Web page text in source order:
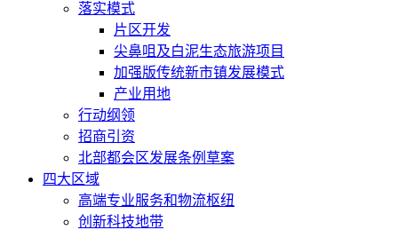
落实模式
片区开发
尖鼻咀及白泥生态旅游项目
加强版传统新市镇发展模式
产业用地
行动纲领
招商引资
北部都会区发展条例草案
四大区域
高端专业服务和物流枢纽
创新科技地带